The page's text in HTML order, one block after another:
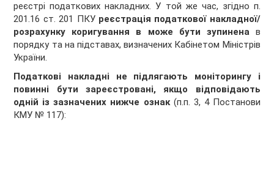
реєстрі податкових накладних. У той же час, згідно п.
201.16 ст. 201 ПКУ реєстрація податкової накладної/
розрахунку коригування в може бути зупиненав
порядку та на підставах, визначених Кабінетом Міністрів
України.
Податкові накладні не підлягають моніторингу і
повинні бути зареєстровані, якщо відповідають
одній із зазначених нижче ознак (п.п. 3, 4 Постанови
КМУ № 117):